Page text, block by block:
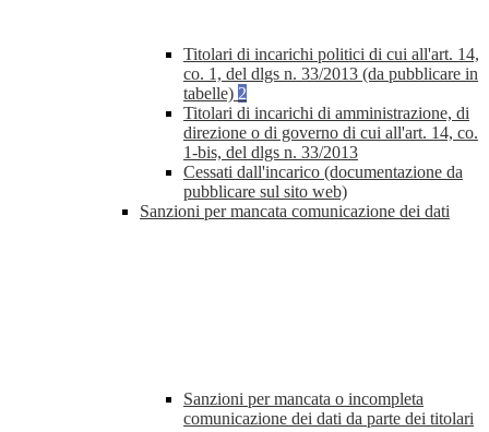
Titolari di incarichi politici di cui all'art. 14,
co. 1, del dlgs n. 33/2013 (da pubblicare in
tabelle) 2
Titolari di incarichi di amministrazione, di
direzione o di governo di cui all'art. 14, co.
1-bis, del dlgs n. 33/2013
Cessati dall'incarico (documentazione da
pubblicare sul sito web)
Sanzioni per mancata comunicazione dei dati
Sanzioni per mancata o incompleta
comunicazione dei dati da parte dei titolari